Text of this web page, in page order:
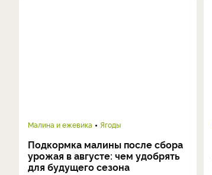
Малина и ежевика Ягоды
Подкормка малины после сбора
урожая в августе: чем удобрять
для будущего сезона